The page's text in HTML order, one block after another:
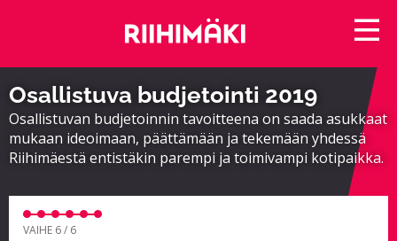
Osallistuva budjetointi 2019
Osallistuvan budjetoinnin tavoitteena on saada asukkaat
mukaan ideoimaan, päättämään ja tekemään yhdessä
Riihimäestä entistäkin parempi ja toimivampi kotipaikka.
VAIHE 6 / 6